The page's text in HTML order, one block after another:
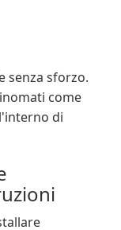
senza sforzo.
come
di